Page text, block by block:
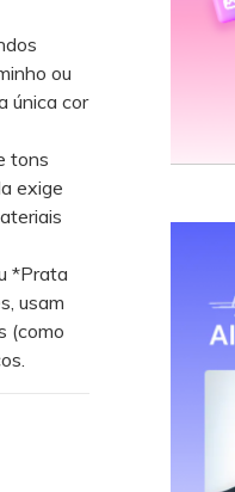
ou
única cor
tons
exige
*Prata
usam
(como